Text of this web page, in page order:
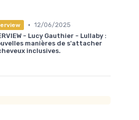
• 12/06/2025
- Lucy Gauthier - Lullaby :
manières de s'attacher
inclusives.